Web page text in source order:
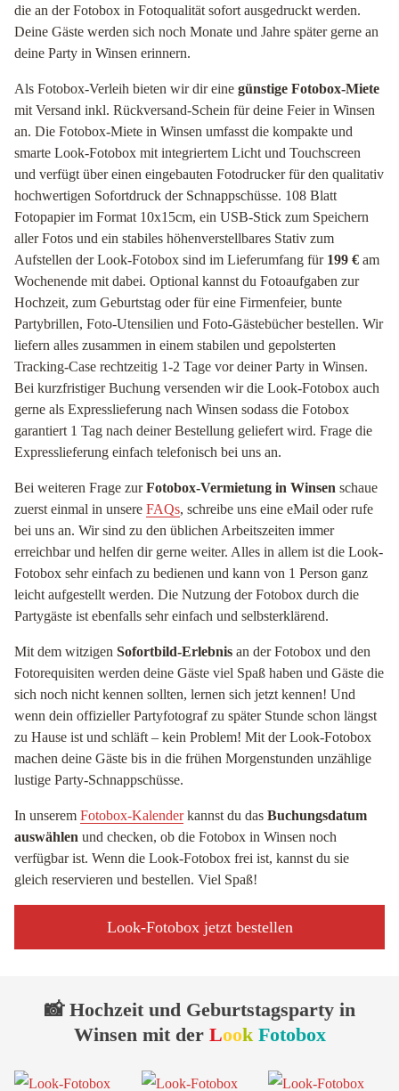
die an der Fotobox in Fotoqualität sofort ausgedruckt werden.
Deine Gäste werden sich noch Monate und Jahre später gerne an
deine Party in Winsen erinnern.
Als Fotobox-Verleih bieten wir dir eine günstige Fotobox-Miete
mit Versand inkl. Rückversand-Schein für deine Feier in Winsen
an. Die Fotobox-Miete in Winsen umfasst die kompakte und
smarte Look-Fotobox mit integriertem Licht und Touchscreen
und verfügt über einen eingebauten Fotodrucker für den qualitativ
hochwertigen Sofortdruck der Schnappschüsse. 108 Blatt
Fotopapier im Format 10x15cm, ein USB-Stick zum Speichern
aller Fotos und ein stabiles höhenverstellbares Stativ zum
Aufstellen der Look-Fotobox sind im Lieferumfang für 199 € am
Wochenende mit dabei. Optional kannst du Fotoaufgaben zur
Hochzeit, zum Geburtstag oder für eine Firmenfeier, bunte
Partybrillen, Foto-Utensilien und Foto-Gästebücher bestellen. Wir
liefern alles zusammen in einem stabilen und gepolsterten
Tracking-Case rechtzeitig 1-2 Tage vor deiner Party in Winsen.
Bei kurzfristiger Buchung versenden wir die Look-Fotobox auch
gerne als Expresslieferung nach Winsen sodass die Fotobox
garantiert 1 Tag nach deiner Bestellung geliefert wird. Frage die
Expresslieferung einfach telefonisch bei uns an.
Bei weiteren Frage zurFotobox-Vermietung in Winsen schaue
zuerst einmal in unsere FAQs, schreibe uns eine eMail oder rufe
bei uns an. Wir sind zu den üblichen Arbeitszeiten immer
erreichbar und helfen dir gerne weiter. Alles in allem ist die Look-
Fotobox sehr einfach zu bedienen und kann von 1 Person ganz
leicht aufgestellt werden. Die Nutzung der Fotobox durch die
Partygäste ist ebenfalls sehr einfach und selbsterklärend.
Mit dem witzigen Sofortbild-Erlebnis an der Fotobox und den
Fotorequisiten werden deine Gäste viel Spaß haben und Gäste die
sich noch nicht kennen sollten, lernen sich jetzt kennen! Und
wenn dein offizieller Partyfotograf zu später Stunde schon längst
zu Hause ist und schläft – kein Problem! Mit der Look-Fotobox
machen deine Gäste bis in die frühen Morgenstunden unzählige
lustige Party-Schnappschüsse.
In unserem Fotobox-Kalenderkannst du das Buchungsdatum
auswählen und checken, ob die Fotobox in Winsen noch
verfügbar ist. Wenn die Look-Fotobox frei ist, kannst du sie
gleich reservieren und bestellen. Viel Spaß!
Look-Fotobox jetzt bestellen
📸 Hochzeit und Geburtstagsparty in
Winsen mit der Look Fotobox